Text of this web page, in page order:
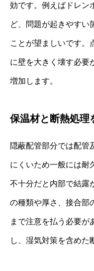
効です。例えばドレン
ど、問題が起きやすい
ことが望ましいです。
に壁を大きく壊す必要
増加します。
保温材と断熱処理
隠蔽配管部分では配管
にくいため一般には耐
不十分だと内部で結露
の種類や厚さ、接合部
まで注意を払う必要が
し、湿気対策を含めた